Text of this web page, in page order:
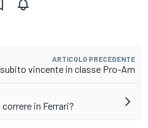
ARTICOLO PRECEDENTE
vincente in classe Pro-Am
in Ferrari?